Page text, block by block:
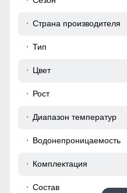
Фиксаторы на
Это специальные
Они помогают защитить от
Страна производителя
Тип
Цвет
Рост
Диапазон температур
Водонепроницаемость
Комплектация
Состав